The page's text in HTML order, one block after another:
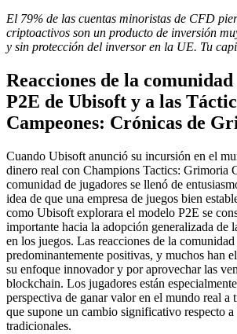
El 79% de las cuentas minoristas de CFD
criptoactivos son un producto de inversión
y sin protección del inversor en la UE. Tu
Reacciones de la
P2E de Ubisoft y a las
Campeones: Crónicas de
Cuando Ubisoft anunció su incursión en el
dinero real con Champions Tactics: Grimoria
comunidad de jugadores se llenó de
idea de que una empresa de juegos bien
como Ubisoft explorara el modelo P2E se
importante hacia la adopción generalizada de
en los juegos. Las reacciones de la
predominantemente positivas, y muchos han
su enfoque innovador y por aprovechar las
blockchain. Los jugadores están
perspectiva de ganar valor en el mundo real a
que supone un cambio significativo respecto
tradicionales.